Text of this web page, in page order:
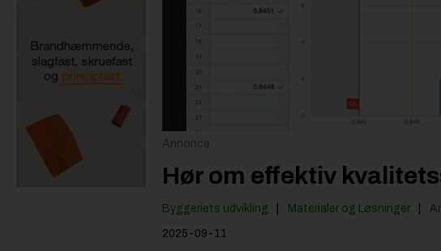
Annonce
Hør om effektiv
Byggeriets udvikling Materialer og Løsninger
2025-09-11